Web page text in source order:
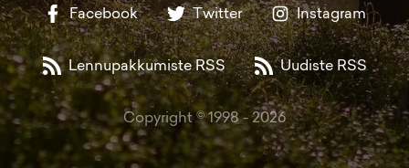
Facebook Twitter Instagram
Lennupakkumiste RSS Uudiste RSS
Copyright © 1998 -2026